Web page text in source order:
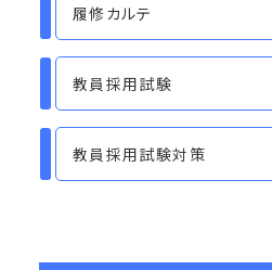
履修カルテ
教員採用試験
教員採用試験対策